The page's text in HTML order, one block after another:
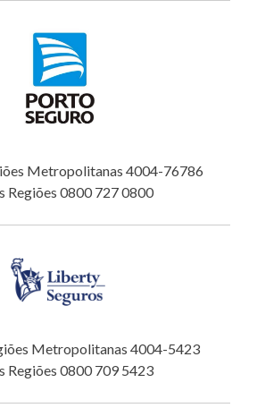
Metropolitanas 4004-76786
Regiões 0800 727 0800
Metropolitanas 4004-5423
Regiões 0800 709 5423